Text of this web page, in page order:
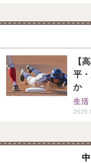
【
平
か
生活